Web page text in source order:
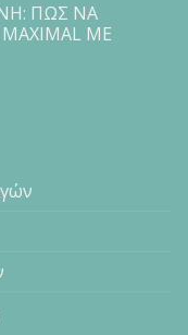
ΠΩΣ ΝΑ
ΜΕ